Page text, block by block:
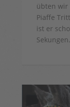
übten wir
Piaffe
ist er